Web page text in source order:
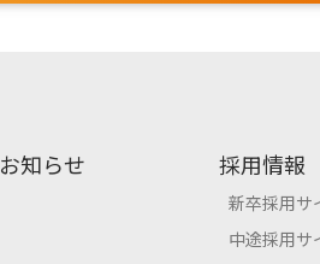
お知らせ 採用情報
新卒採用サ
中途採用サ